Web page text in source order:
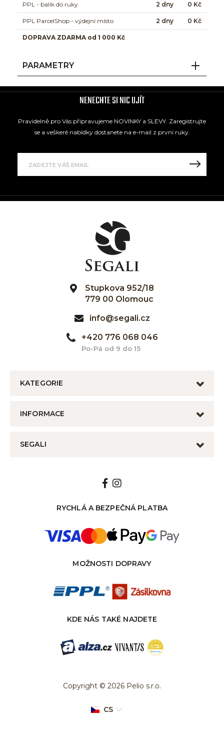
PPL - balík do ruky 2 dny 0 Kč
PPL ParcelShop - výdejní místo 2 dny 0 Kč
DOPRAVA ZDARMA od 1 000 Kč
PARAMETRY
NENECHTE SI NIC UJÍT
Pravidelně pro Vás připravujeme NOVINKY a SLEVY. Zaregistrujte
se a veškeré nabídky dostanete na e-mail z první ruky.
Stupkova 952/18
779 00 Olomouc
info@segali.cz
+420 776 068 046
Po-Pá od 9 do 15
KATEGORIE
INFORMACE
SEGALI
RYCHLÁ A BEZPEČNÁ PLATBA
MOŽNOSTI DOPRAVY
KDE NÁS TAKÉ NAJDETE
Copyright © 2026 Pelio s.r.o.
CS